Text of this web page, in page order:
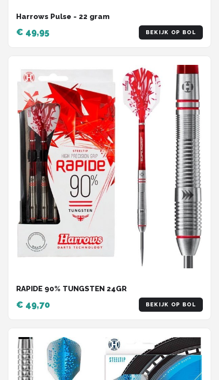
Harrows Pulse - 22 gram
€ 49,95 BEKIJK OP BOL
RAPIDE 90% TUNGSTEN 24GR
€ 49,70 BEKIJK OP BOL